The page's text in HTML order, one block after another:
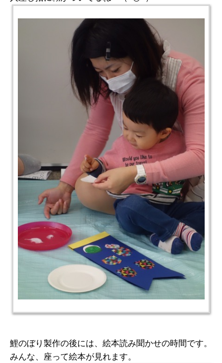
鯉のぼり製作の後には、絵本読み聞かせの時間です。
みんな、座って絵本が見れます。